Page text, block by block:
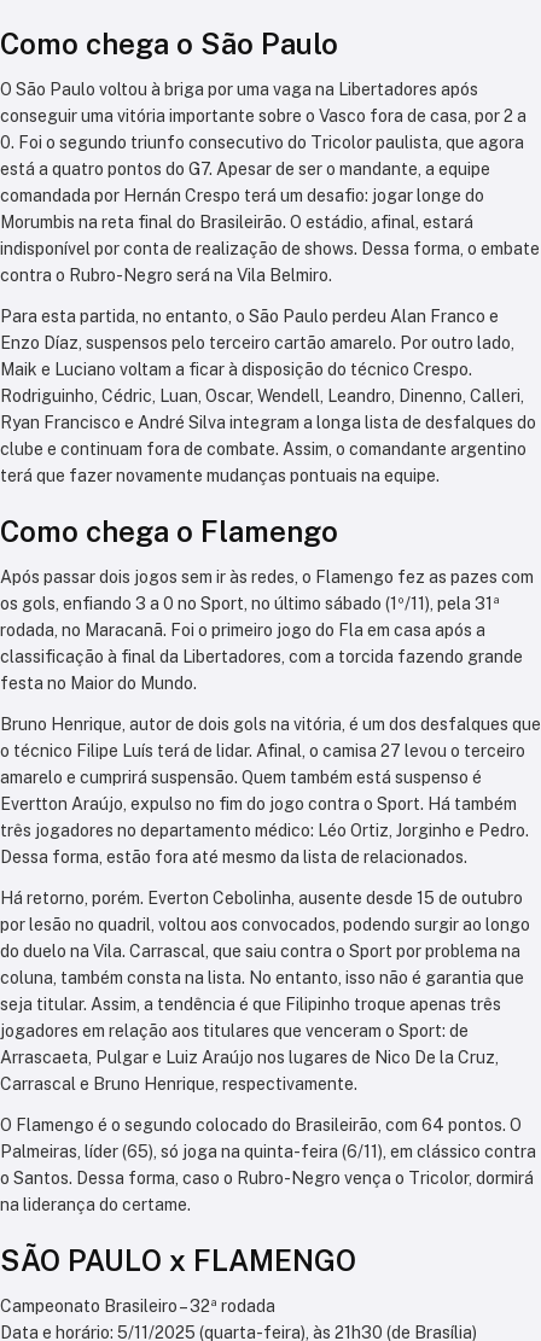
Como chega o São Paulo
O São Paulo voltou à briga por uma vaga na Libertadores após
conseguir uma vitória importante sobre o Vasco fora de casa, por 2 a
0. Foi o segundo triunfo consecutivo do Tricolor paulista, que agora
está a quatro pontos do G7. Apesar de ser o mandante, a equipe
comandada por Hernán Crespo terá um desafio: jogar longe do
Morumbis na reta final do Brasileirão. O estádio, afinal, estará
indisponível por conta de realização de shows. Dessa forma, o embate
contra o Rubro-Negro será na Vila Belmiro.
Para esta partida, no entanto, o São Paulo perdeu Alan Franco e
Enzo Díaz, suspensos pelo terceiro cartão amarelo. Por outro lado,
Maik e Luciano voltam a ficar à disposição do técnico Crespo.
Rodriguinho, Cédric, Luan, Oscar, Wendell, Leandro, Dinenno, Calleri,
Ryan Francisco e André Silva integram a longa lista de desfalques do
clube e continuam fora de combate. Assim, o comandante argentino
terá que fazer novamente mudanças pontuais na equipe.
Como chega o Flamengo
Após passar dois jogos sem ir às redes, o Flamengo fez as pazes com
os gols, enfiando 3 a 0 no Sport, no último sábado (1º/11), pela 31ª
rodada, no Maracanã. Foi o primeiro jogo do Fla em casa após a
classificação à final da Libertadores, com a torcida fazendo grande
festa no Maior do Mundo.
Bruno Henrique, autor de dois gols na vitória, é um dos desfalques que
o técnico Filipe Luís terá de lidar. Afinal, o camisa 27 levou o terceiro
amarelo e cumprirá suspensão. Quem também está suspenso é
Evertton Araújo, expulso no fim do jogo contra o Sport. Há também
três jogadores no departamento médico: Léo Ortiz, Jorginho e Pedro.
Dessa forma, estão fora até mesmo da lista de relacionados.
Há retorno, porém. Everton Cebolinha, ausente desde 15 de outubro
por lesão no quadril, voltou aos convocados, podendo surgir ao longo
do duelo na Vila. Carrascal, que saiu contra o Sport por problema na
coluna, também consta na lista. No entanto, isso não é garantia que
seja titular. Assim, a tendência é que Filipinho troque apenas três
jogadores em relação aos titulares que venceram o Sport: de
Arrascaeta, Pulgar e Luiz Araújo nos lugares de Nico De la Cruz,
Carrascal e Bruno Henrique, respectivamente.
O Flamengo é o segundo colocado do Brasileirão, com 64 pontos. O
Palmeiras, líder (65), só joga na quinta-feira (6/11), em clássico contra
o Santos. Dessa forma, caso o Rubro-Negro vença o Tricolor, dormirá
na liderança do certame.
SÃO PAULO x FLAMENGO
Campeonato Brasileiro – 32ª rodada
Data e horário: 5/11/2025 (quarta-feira), às 21h30 (de Brasília)